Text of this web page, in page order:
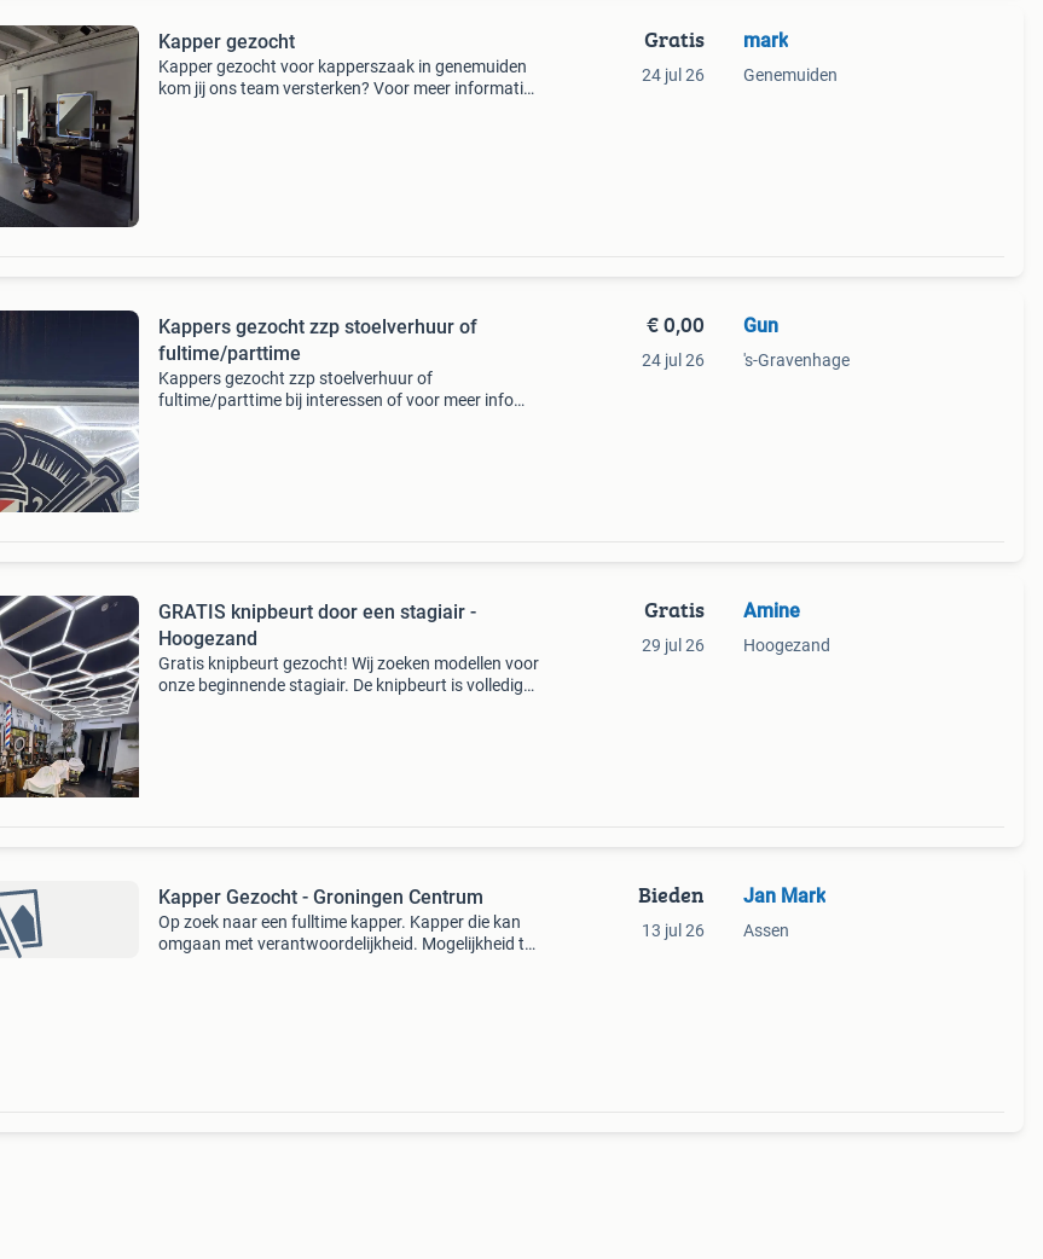
Kapper gezocht
Kapper gezocht voor kapperszaak in genemuiden
kom jij ons team versterken? Voor meer informatie
Gratis
24 jul 26
mark
Genemuiden
Kappers gezocht zzp stoelverhuur of
fultime/parttime
Kappers gezocht zzp stoelverhuur of
fultime/parttime bij interessen of voor meer info
€ 0,00
24 jul 26
Gun
's-Gravenhage
GRATIS knipbeurt door een stagiair -
Hoogezand
Gratis knipbeurt gezocht! Wij zoeken modellen voor
onze beginnende stagiair. De knipbeurt is volledig
Gratis
29 jul 26
Amine
Hoogezand
Kapper Gezocht - Groningen Centrum
Op zoek naar een fulltime kapper. Kapper die kan
omgaan met verantwoordelijkheid. Mogelijkheid tot
Bieden
13 jul 26
Jan Mark
Assen